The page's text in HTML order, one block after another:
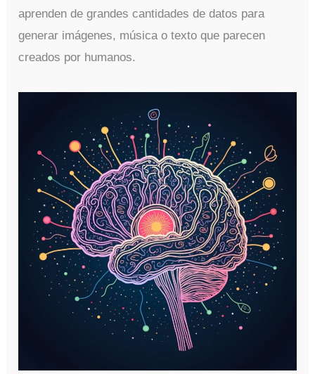
aprenden de grandes cantidades de datos para
generar imágenes, música o texto que parecen
creados por humanos.